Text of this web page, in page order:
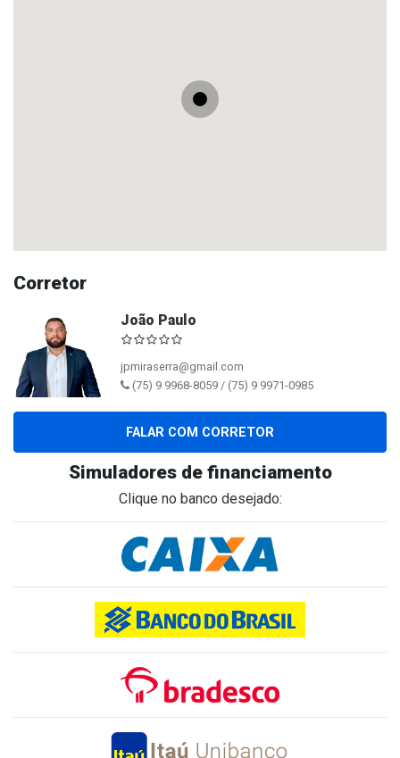
Corretor
João Paulo
jpmiraserra@gmail.com
(75) 9 9968-8059 / (75) 9 9971-0985
FALAR COM CORRETOR
Simuladores de financiamento
Clique no banco desejado: